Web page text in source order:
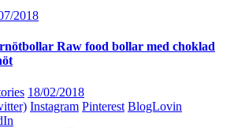
2018
Raw food bollar med choklad
18/02/2018
Instagram Pinterest BlogLovin